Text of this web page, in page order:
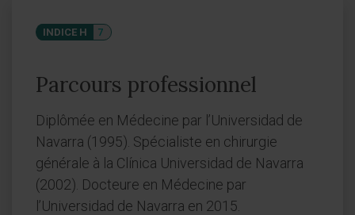
INDICE H 7
Parcours professionnel
Diplômée en Médecine par l’Universidad de
Navarra (1995). Spécialiste en chirurgie
générale à la Clínica Universidad de Navarra
(2002). Docteure en Médecine par
l’Universidad de Navarra en 2015.